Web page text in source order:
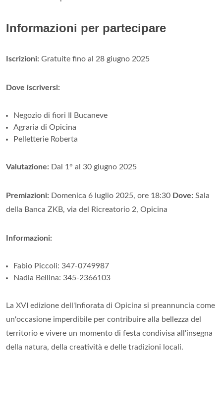
Informazioni per partecipare
Iscrizioni: Gratuite fino al 28 giugno 2025
Dove iscriversi:
Negozio di fiori Il Bucaneve
Agraria di Opicina
Pelletterie Roberta
Valutazione: Dal 1° al 30 giugno 2025
Premiazioni: Domenica 6 luglio 2025, ore 18:30 Dove: Sala
della Banca ZKB, via del Ricreatorio 2, Opicina
Informazioni:
Fabio Piccoli: 347-0749987
Nadia Bellina: 345-2366103
La XVI edizione dell'Infiorata di Opicina si preannuncia come
un'occasione imperdibile per contribuire alla bellezza del
territorio e vivere un momento di festa condivisa all'insegna
della natura, della creatività e delle tradizioni locali.